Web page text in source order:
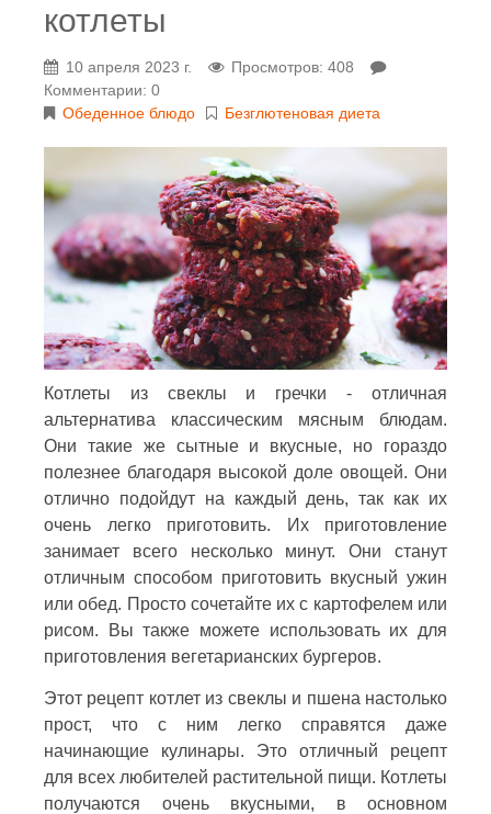
котлеты
10 апреля 2023 г.
Просмотров: 408
Комментарии: 0
Обеденное блюдо
Безглютеновая диета
Котлеты из свеклы и гречки - отличная
альтернатива классическим мясным блюдам.
Они такие же сытные и вкусные, но гораздо
полезнее благодаря высокой доле овощей. Они
отлично подойдут на каждый день, так как их
очень легко приготовить. Их приготовление
занимает всего несколько минут. Они станут
отличным способом приготовить вкусный ужин
или обед. Просто сочетайте их с картофелем или
рисом. Вы также можете использовать их для
приготовления вегетарианских бургеров.
Этот рецепт котлет из свеклы и пшена настолько
прост, что с ним легко справятся даже
начинающие кулинары. Это отличный рецепт
для всех любителей растительной пищи. Котлеты
получаются очень вкусными, в основном